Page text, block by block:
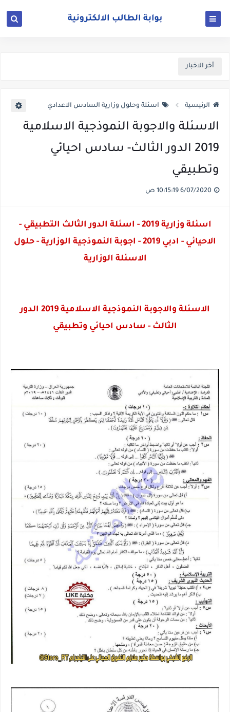
أخر الاخبار
الرئيسية اسئلة وحلول وزارية السادس الاعدادي
الاسئلة والاجوبة النموذجية الاسلامية
2019 الدور الثالث- سادس احيائي
وتطبيقي
اسئلة وزارية 2019 - اسئلة الدور الثالث التطبيقي -
الاحيائي - ادبي 2019 - اجوبة النموذجية الوزارية - حلول
الاسئلة الوزارية
الاسئلة والاجوبة النموذجية الاسلامية 2019 الدور
الثالث - سادس احيائي وتطبيقي